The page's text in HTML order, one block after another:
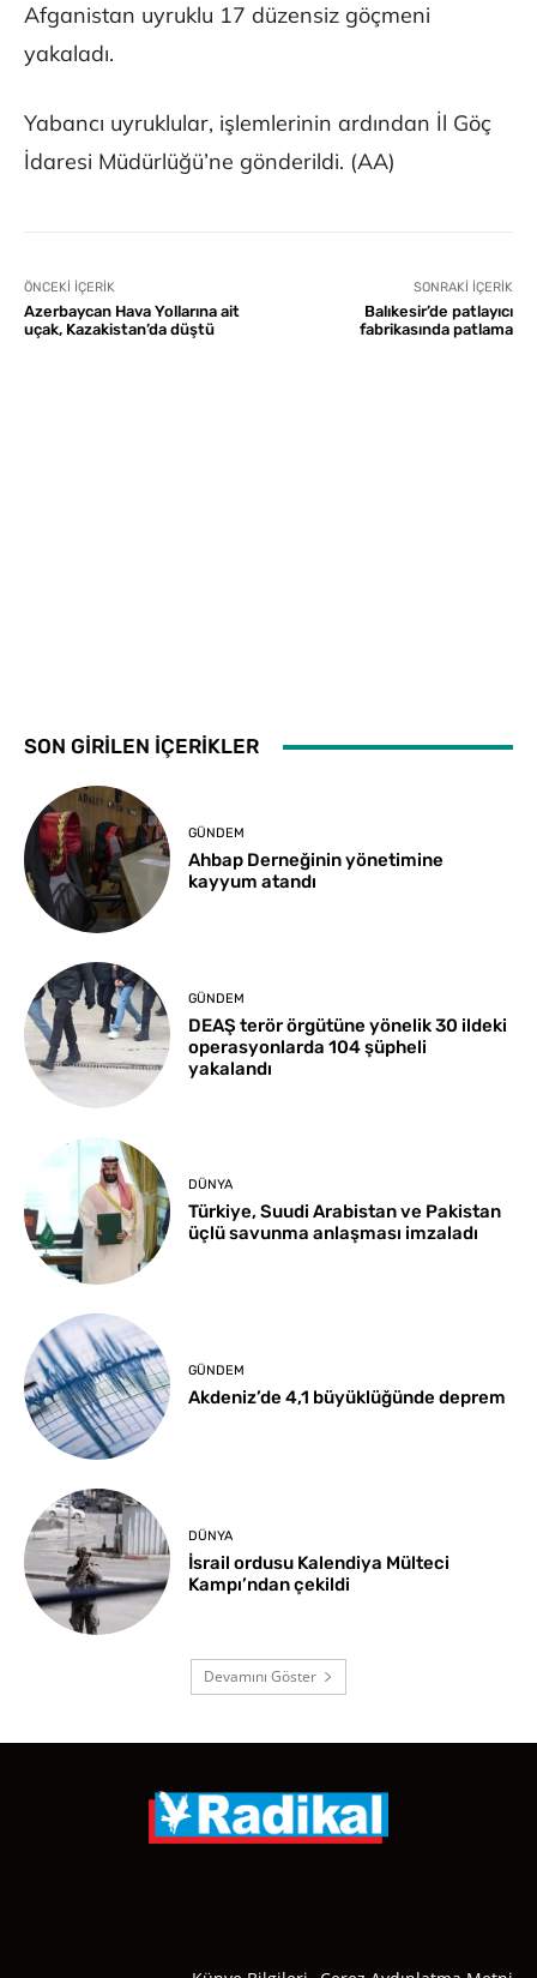
Afganistan uyruklu 17 düzensiz göçmeni
yakaladı.
Yabancı uyruklular, işlemlerinin ardından İl Göç
İdaresi Müdürlüğü’ne gönderildi. (AA)
ÖNCEKI İÇERIK
Azerbaycan Hava Yollarına ait
uçak, Kazakistan’da düştü
SONRAKI İÇERIK
Balıkesir’de patlayıcı
fabrikasında patlama
SON GİRİLEN İÇERİKLER
GÜNDEM
Ahbap Derneğinin yönetimine
kayyum atandı
GÜNDEM
DEAŞ terör örgütüne yönelik 30 ildeki
operasyonlarda 104 şüpheli
yakalandı
DÜNYA
Türkiye, Suudi Arabistan ve Pakistan
üçlü savunma anlaşması imzaladı
GÜNDEM
Akdeniz’de 4,1 büyüklüğünde deprem
DÜNYA
İsrail ordusu Kalendiya Mülteci
Kampı’ndan çekildi
Devamını Göster